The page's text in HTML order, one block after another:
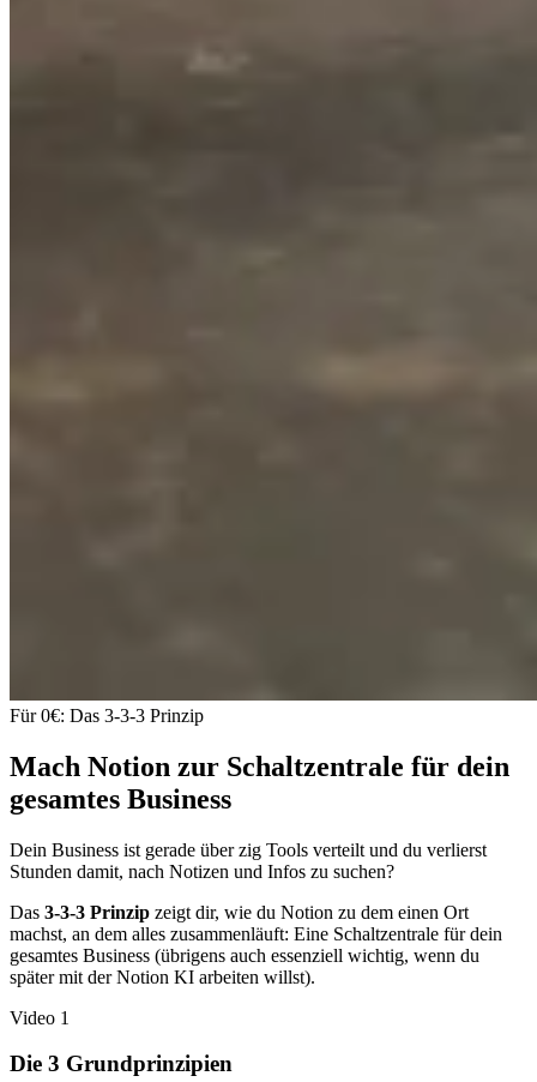
Für 0€: Das 3-3-3 Prinzip
Mach Notion zur Schaltzentrale für dein
gesamtes Business
Dein Business ist gerade über zig Tools verteilt und du verlierst
Stunden damit, nach Notizen und Infos zu suchen?
Das 3-3-3 Prinzip zeigt dir, wie du Notion zu dem einen Ort
machst, an dem alles zusammenläuft: Eine Schaltzentrale für dein
gesamtes Business (übrigens auch essenziell wichtig, wenn du
später mit der Notion KI arbeiten willst).
Video 1
Die 3 Grundprinzipien